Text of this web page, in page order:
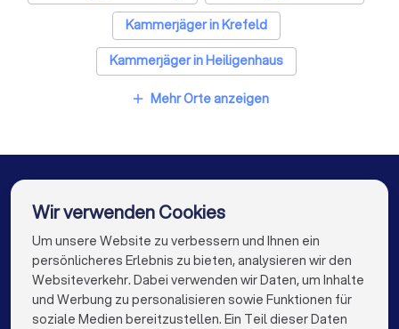
Bodenleger in Duisburg
Kammerjäger in Krefeld
Kammerjäger in Heiligenhaus
Kammerjäger in Meerbusch
Kammerjäger in Velbert
Kammerjäger in Hamburg
Kammerjäger in München
Kammerjäger in Köln
Kammerjäger in Frankfurt am Main
add Mehr Orte anzeigen
Die besten Unternehmen für Sie
info@trustlocal.de
Wir verwenden Cookies
Um unsere Website zu verbessern und Ihnen ein
persönlicheres Erlebnis zu bieten, analysieren wir den
Websiteverkehr. Dabei verwenden wir Daten, um Inhalte
und Werbung zu personalisieren sowie Funktionen für
soziale Medien bereitzustellen. Ein Teil dieser Daten